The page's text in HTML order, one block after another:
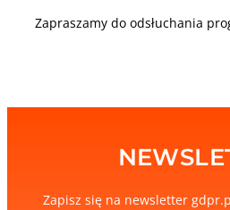
Zapraszamy do odsłuchania
Zapisz się na newsletter